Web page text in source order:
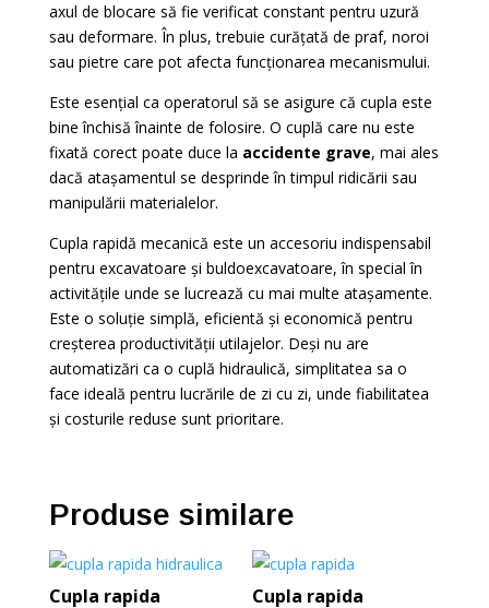
axul de blocare să fie verificat constant pentru uzură
sau deformare. În plus, trebuie curățată de praf, noroi
sau pietre care pot afecta funcționarea mecanismului.
Este esențial ca operatorul să se asigure că cupla este
bine închisă înainte de folosire. O cuplă care nu este
fixată corect poate duce la accidente grave, mai ales
dacă atașamentul se desprinde în timpul ridicării sau
manipulării materialelor.
Cupla rapidă mecanică este un accesoriu indispensabil
pentru excavatoare și buldoexcavatoare, în special în
activitățile unde se lucrează cu mai multe atașamente.
Este o soluție simplă, eficientă și economică pentru
creșterea productivității utilajelor. Deși nu are
automatizări ca o cuplă hidraulică, simplitatea sa o
face ideală pentru lucrările de zi cu zi, unde fiabilitatea
și costurile reduse sunt prioritare.
Produse similare
Cupla rapida Cupla rapida